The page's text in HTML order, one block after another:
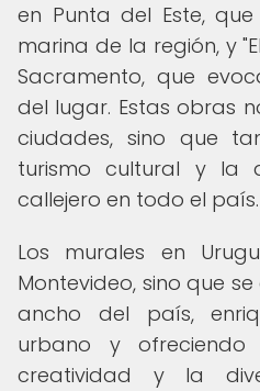
en Punta del Este,
marina de la región, y
Sacramento, que
del lugar. Estas obras
ciudades, sino que
turismo cultural y la
callejero en todo el país.
Los murales en
Montevideo, sino que
ancho del país,
urbano y
creatividad y la